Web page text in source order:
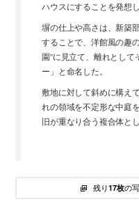
ハウスにすることを発想し
塀の仕上や高さは、新築
することで、洋館風の趣
園”に見立て、離れとして
ー」と命名した。
敷地に対して斜めに構え
れの領域を不定形な中庭
旧が重なり合う複合体と
残り17枚の